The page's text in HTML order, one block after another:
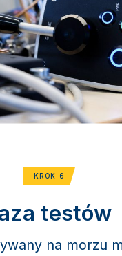
KROK 6
testów
na morzu